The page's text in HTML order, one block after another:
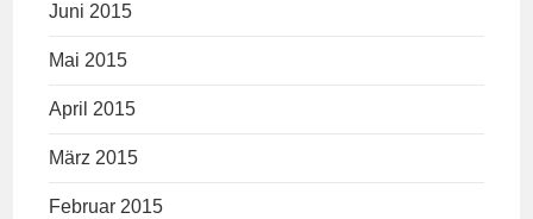
Juni 2015
Mai 2015
April 2015
März 2015
Februar 2015